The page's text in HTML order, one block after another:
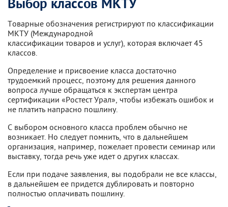
Выбор классов МКТУ
Товарные обозначения регистрируют по классификации
МКТУ (Международной
классификации товаров и услуг), которая включает 45
классов.
Определение и присвоение класса достаточно
трудоемкий процесс, поэтому для решения данного
вопроса лучше обращаться к экспертам центра
сертификации «Ростест Урал», чтобы избежать ошибок и
не платить напрасно пошлину.
С выбором основного класса проблем обычно не
возникает. Но следует помнить, что в дальнейшем
организация, например, пожелает провести семинар или
выставку, тогда речь уже идет о других классах.
Если при подаче заявления, вы подобрали не все классы,
в дальнейшем ее придется дублировать и повторно
полностью оплачивать пошлину.